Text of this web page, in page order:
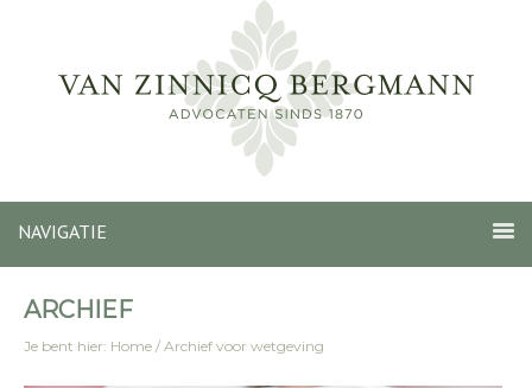
NAVIGATIE
ARCHIEF
Je bent hier: Home / Archief voor wetgeving